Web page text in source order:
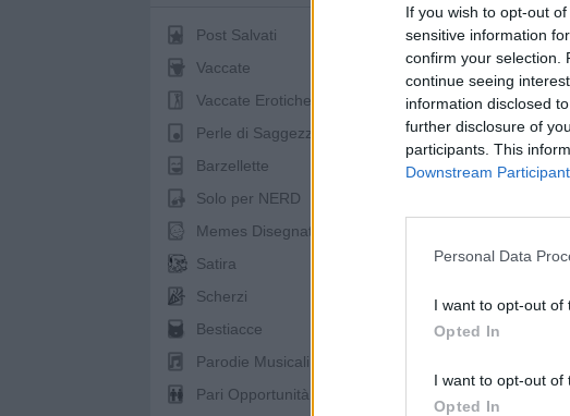
If you wish to opt-out
sensitive information
confirm your selection.
continue seeing
information disclosed
further disclosure of
participants. This
Downstream
Personal Data
I want to opt-out of
Opted In
I want to opt-out of
Opted In
Post Salvati
Vaccate
Vaccate Erotiche
Perle di Saggezza
Barzellette
Solo per NERD
Memes Disegnati
Satira
Scherzi
Bestiacce
Parodie Musicali
Pari Opportunità
pubblicità